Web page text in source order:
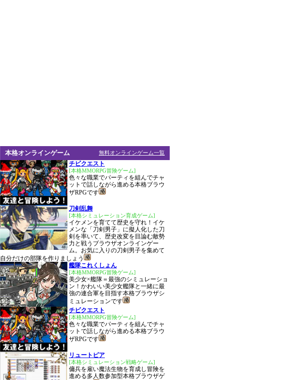
無料オンラインゲーム一覧
本格オンラインゲーム
チビクエスト
[本格MMORPG冒険ゲーム]
色々な職業でパーティを組んでチャ
ットで話しながら進める本格ブラウ
ザRPGです
刀剣乱舞
[本格シミュレーション育成ゲーム]
イケメンを育てて歴史を守れ！イケ
メンな「刀剣男子」に擬人化した刀
剣を率いて、歴史改変を目論む敵勢
力と戦うブラウザオンラインゲー
ム。お気に入りの刀剣男子を集めて
自分だけの部隊を作りましょう
艦隊これくしょん
[本格MMORPG冒険ゲーム]
美少女×艦隊＝最強のシミュレーショ
ン！かわいい美少女艦隊と一緒に最
強の連合軍を目指す本格ブラウザシ
ミュレーションです
チビクエスト
[本格MMORPG冒険ゲーム]
色々な職業でパーティを組んでチャ
ットで話しながら進める本格ブラウ
ザRPGです
リュートピア
[本格シミュレーション戦略ゲーム]
傭兵を雇い魔法生物を育成し冒険を
進める多人数参加型本格ブラウザゲ